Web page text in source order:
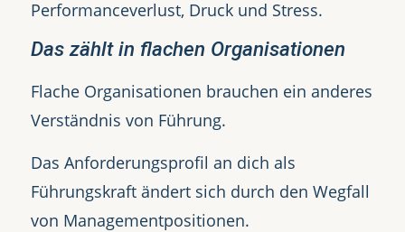
Performanceverlust, Druck und Stress.
Das zählt in flachen Organisationen
Flache Organisationen brauchen ein anderes
Verständnis von Führung.
Das Anforderungsprofil an dich als
Führungskraft ändert sich durch den Wegfall
von Managementpositionen.